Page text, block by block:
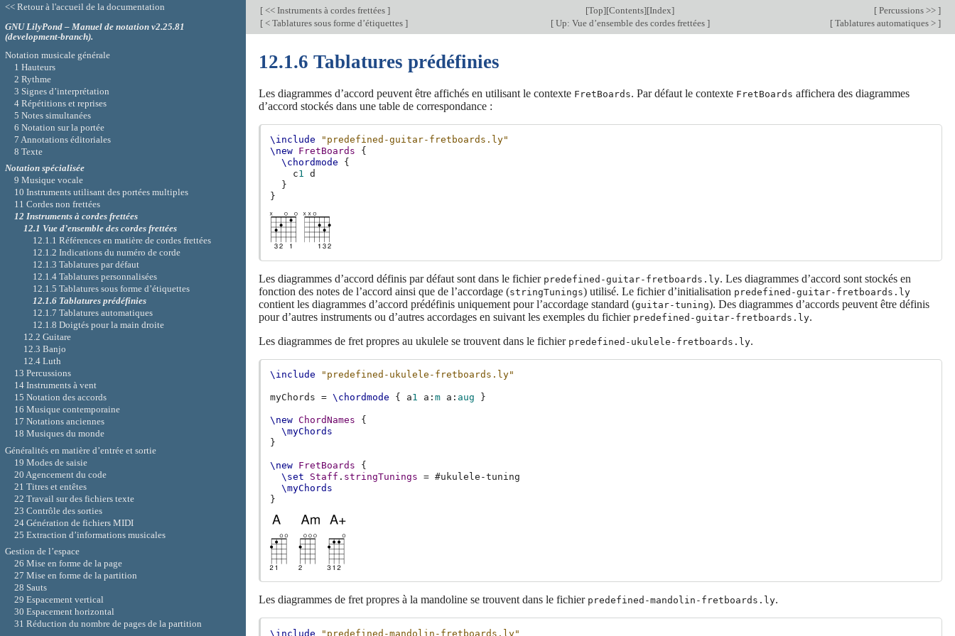
[ << Instruments à cordes frettées ] [Top][Contents][Index] [ Percussions >> ]
[ < Tablatures sous forme d’étiquettes ] [Up: Vue d’ensemble des cordes frettées ] [ Tablatures automatiques > ]
12.1.6 Tablatures prédéfinies
Les diagrammes d’accord peuvent être affichés en utilisant le contexte FretBoards. Par défaut le contexte FretBoards affichera des diagrammes
d’accord stockés dans une table de correspondance :
\include
"predefined-guitar-fretboards.ly"
\new FretBoards
{
\chordmode
{
c1
d
}
}
Les diagrammes d’accord définis par défaut sont dans le fichier predefined-guitar-fretboards.ly. Les diagrammes d’accord sont stockés en
fonction des notes de l’accord ainsi que de l’accordage (stringTunings) utilisé. Le fichier d’initialisation predefined-guitar-fretboards.ly
contient les diagrammes d’accord prédéfinis uniquement pour l’accordage standard (guitar-tuning). Des diagrammes d’accords peuvent être définis
pour d’autres instruments ou d’autres accordages en suivant les exemples du fichier predefined-guitar-fretboards.ly.
Les diagrammes de fret propres au ukulele se trouvent dans le fichier predefined-ukulele-fretboards.ly.
\include "predefined-ukulele-fretboards.ly"
myChords = \chordmode { a1 a :m a : aug }
\new ChordNames
{
\myChords
}
\new FretBoards
{
\set
Staff . stringTunings = #ukulele-tuning
\myChords
}
Les diagrammes de fret propres à la mandoline se trouvent dans le fichier predefined-mandolin-fretboards.ly.
\include "predefined-mandolin-fretboards.ly"
<< Retour à l'accueil de la documentation
GNU LilyPond – Manuel de notation v2.25.81
(development-branch).
Notation musicale générale
1 Hauteurs
2 Rythme
3 Signes d’interprétation
4 Répétitions et reprises
5 Notes simultanées
6 Notation sur la portée
7 Annotations éditoriales
8 Texte
Notation spécialisée
9 Musique vocale
10 Instruments utilisant des portées multiples
11 Cordes non frettées
12 Instruments à cordes frettées
12.1 Vue d’ensemble des cordes frettées
12.1.1 Références en matière de cordes frettées
12.1.2 Indications du numéro de corde
12.1.3 Tablatures par défaut
12.1.4 Tablatures personnalisées
12.1.5 Tablatures sous forme d’étiquettes
12.1.6 Tablatures prédéfinies
12.1.7 Tablatures automatiques
12.1.8 Doigtés pour la main droite
12.2 Guitare
12.3 Banjo
12.4 Luth
13 Percussions
14 Instruments à vent
15 Notation des accords
16 Musique contemporaine
17 Notations anciennes
18 Musiques du monde
Généralités en matière d’entrée et sortie
19 Modes de saisie
20 Agencement du code
21 Titres et entêtes
22 Travail sur des fichiers texte
23 Contrôle des sorties
24 Génération de fichiers MIDI
25 Extraction d’informations musicales
Gestion de l’espace
26 Mise en forme de la page
27 Mise en forme de la partition
28 Sauts
29 Espacement vertical
30 Espacement horizontal
31 Réduction du nombre de pages de la partition